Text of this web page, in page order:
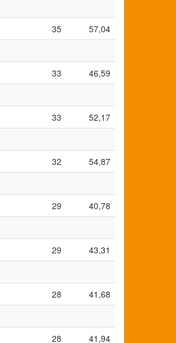
35
57,04
33
46,59
33
52,17
32
54,87
29
40,78
29
43,31
28
41,68
28
41,94